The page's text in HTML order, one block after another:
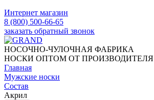
Интернет магазин
8 (800) 500-66-65
заказать обратный звонок
НОСОЧНО-ЧУЛОЧНАЯ ФАБРИКА
НОСКИ ОПТОМ ОТ ПРОИЗВОДИТЕЛЯ
Главная
Мужские носки
Состав
Акрил